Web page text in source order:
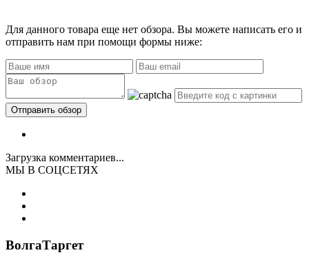
Для данного товара еще нет обзора. Вы можете написать его и
отправить нам при помощи формы ниже:
Загрузка комментариев...
МЫ В СОЦСЕТЯХ
ВолгаТаргет